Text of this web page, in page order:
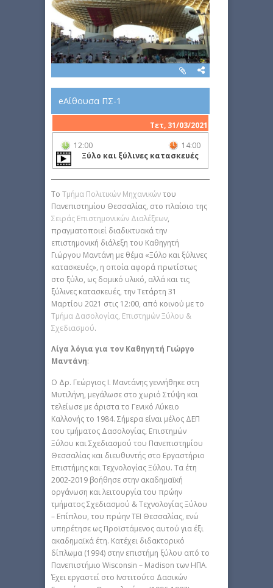
eΑίθουσα ΠΣ-1
Τετ, 31/03/2021
12:00
14:00
Ξύλο και ξύλινες κατασκευές
Το Τμήμα Πολιτικών Μηχανικώντου
Πανεπιστημίου Θεσσαλίας, στο πλαίσιο της
Σειράς Επιστημονικών Διαλέξεων,
πραγματοποιεί διαδικτυακά την
επιστημονική διάλεξη του Καθηγητή
Γιώργου Μαντάνη με θέμα «Ξύλο και ξύλινες
κατασκευές», η οποία αφορά πρωτίστως
στο ξύλο, ως δομικό υλικό, αλλά και τις
ξύλινες κατασκευές, την Τετάρτη 31
Μαρτίου 2021 στις 12:00, από κοινού με το
Τμήμα Δασολογίας, Επιστημών Ξύλου &
Σχεδιασμού.
Λίγα λόγια για τον Καθηγητή Γιώργο
Μαντάνη:
Ο Δρ. Γεώργιος Ι. Μαντάνης γεννήθηκε στη
Μυτιλήνη, μεγάλωσε στο χωριό Στύψη και
τελείωσε με άριστα το Γενικό Λύκειο
Καλλονής το 1984. Σήμερα είναι μέλος ΔΕΠ
του τμήματος Δασολογίας, Επιστημών
Ξύλου και Σχεδιασμού του Πανεπιστημίου
Θεσσαλίας και διευθυντής στο Εργαστήριο
Επιστήμης και Τεχνολογίας Ξύλου. Τα έτη
2002-2019 βοήθησε στην ακαδημαϊκή
οργάνωση και λειτουργία του πρώην
τμήματος Σχεδιασμού & Τεχνολογίας Ξύλου
– Επίπλου, του πρώην ΤΕΙ Θεσσαλίας, ενώ
υπηρέτησε ως Προϊστάμενος αυτού για έξι
ακαδημαϊκά έτη. Κατέχει διδακτορικό
δίπλωμα (1994) στην επιστήμη ξύλου από το
Πανεπιστήμιο Wisconsin – Madison των ΗΠΑ.
Έχει εργαστεί στο Ινστιτούτο Δασικών